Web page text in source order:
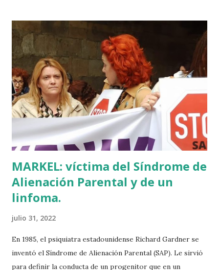
por un presunto maestro egipcio llegado desde el Nilo
para educar a los niños de la villa romana. Mi informador y
yo hacíamos risas ante la casualidad de las casualidades:
Euskadi era de nuevo pionera. Ibarretxe dormía entonces
en Ajuria Enea y no paraba de contar a tirios y troyanos que
Euskal Herria era un pueblo con 7.000 años de antigüedad.
Por fin llegaba la arqueología para confirmar sus teorías.
Tuvo que ser su consejera de Cultura y portavoz Miren
Azkarate ...
MARKEL: víctima del Síndrome de
Alienación Parental y de un
linfoma.
julio 31, 2022
En 1985, el psiquiatra estadounidense Richard Gardner se
inventó el Síndrome de Alienación Parental (SAP). Le sirvió
para definir la conducta de un progenitor que en un